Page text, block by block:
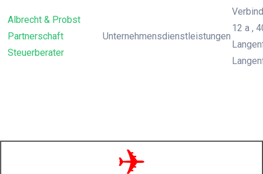
Albrecht & Probst
Partnerschaft
Steuerberater
Unternehmensdienstleistungen
12 a ,